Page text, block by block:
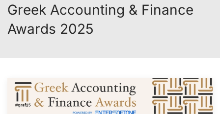
Greek Accounting & Finance
Awards 2025